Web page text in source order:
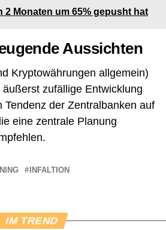
Monaten um 65% gepusht hat
Aussichten
Kryptowährungen allgemein)
zufällige Entwicklung
der Zentralbanken auf
eine zentrale Planung
INFALTION
IM TREND